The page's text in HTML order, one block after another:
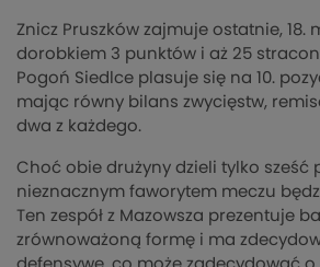
Znicz Pruszków zajmuje ostatnie, 18.
dorobkiem 3 punktów i aż 25
Pogoń Siedlce plasuje się na 10.
mając równy bilans zwycięstw,
dwa z każdego.
Choć obie drużyny dzieli tylko sześć
nieznacznym faworytem meczu
Ten zespół z Mazowsza prezentuje
zrównoważoną formę i ma